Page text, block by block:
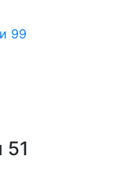
99
51